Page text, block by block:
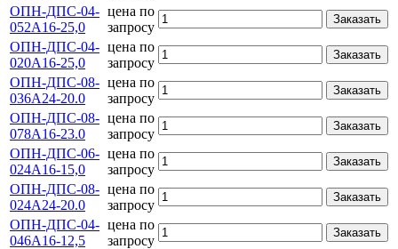
ОПН-ДПС-04-
052А16-25,0
цена по
запросу
Заказать
ОПН-ДПС-04-
020А16-25,0
цена по
запросу
Заказать
ОПН-ДПС-08-
036А24-20.0
цена по
запросу
Заказать
ОПН-ДПС-08-
078А16-23.0
цена по
запросу
Заказать
ОПН-ДПС-06-
024А16-15,0
цена по
запросу
Заказать
ОПН-ДПС-08-
024А24-20.0
цена по
запросу
Заказать
ОПН-ДПС-04-
046А16-12,5
цена по
запросу
Заказать